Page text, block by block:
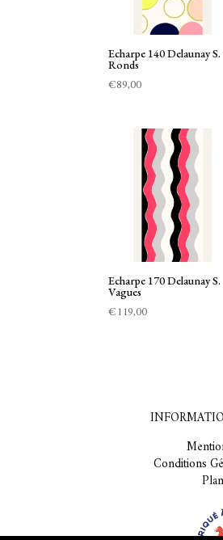
Echarpe 140 Delaunay
Ronds
€89,00
Echarpe 170 Delaunay
Vagues
€119,00
Conditions